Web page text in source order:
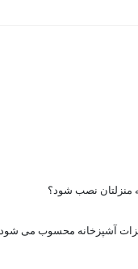
منزلتان نصب شود؟
آشپزخانه محسوب می شود